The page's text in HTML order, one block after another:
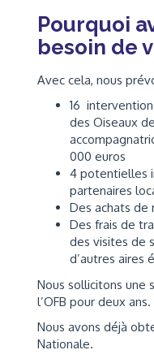
Pourquoi
besoin de
Avec cela, nous
16
des Oiseaux
000 euros
4 potentielles
partenaires
Des achats de
Des frais de
des visites de
d’autres aires
Nous sollicitons une
l’OFB pour deux ans.
Nous avons déjà
Nationale.